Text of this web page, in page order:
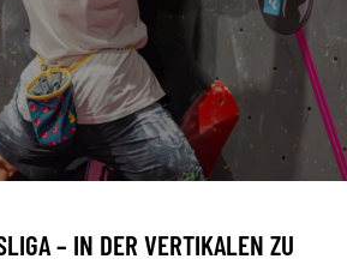
– IN DER VERTIKALEN ZU